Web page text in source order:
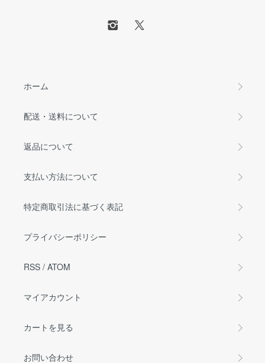
ホーム
配送・送料について
返品について
支払い方法について
特定商取引法に基づく表記
プライバシーポリシー
RSS / ATOM
マイアカウント
カートを見る
お問い合わせ